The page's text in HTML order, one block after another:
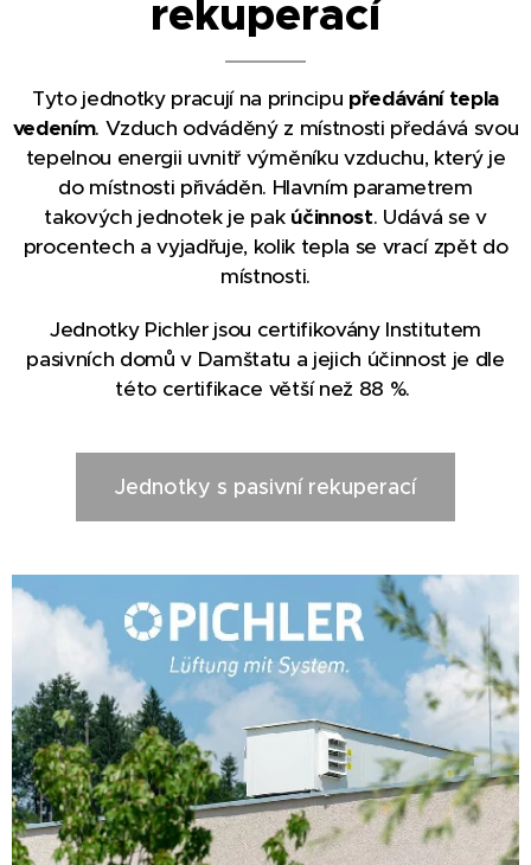
rekuperací
Tyto jednotky pracují na principu předávání tepla
vedením. Vzduch odváděný z místnosti předává svou
tepelnou energii uvnitř výměníku vzduchu, který je
do místnosti přiváděn. Hlavním parametrem
takových jednotek je pak účinnost. Udává se v
procentech a vyjadřuje, kolik tepla se vrací zpět do
místnosti.
Jednotky Pichler jsou certifikovány Institutem
pasivních domů v Damštatu a jejich účinnost je dle
této certifikace větší než 88 %.
Jednotky s pasivní rekuperací